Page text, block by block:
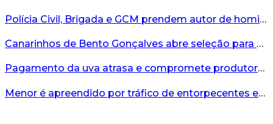
Polícia Civil, Brigada e GCM prendem autor de homicídio em Bento Gonçalves...
Canarinhos de Bento Gonçalves abre seleção para novos integrantes...
Pagamento da uva atrasa e compromete produtores...
Menor é apreendido por tráfico de entorpecentes em Veranópolis...